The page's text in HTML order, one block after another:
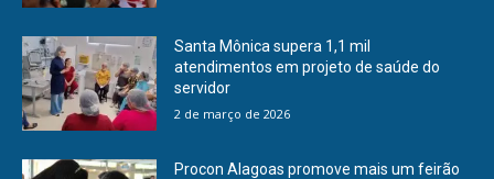
Santa Mônica supera 1,1 mil
atendimentos em projeto de saúde do
servidor
2 de março de 2026
Procon Alagoas promove mais um feirão